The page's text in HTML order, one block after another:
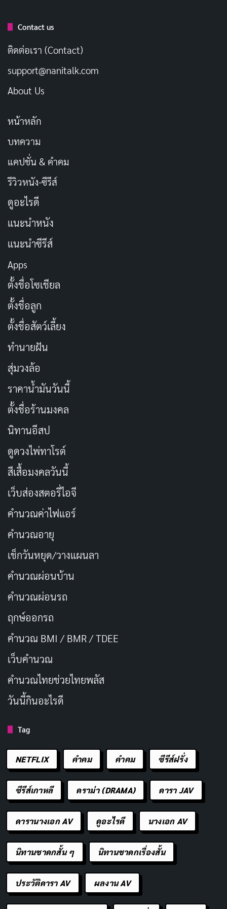
ในแง่ของงานภาพ “Magic Maker” ใช้การออกแบบตัว
ละครเด็กที่มีสไตล์คล้าย “ชิบิ” ซึ่งบางครั้งอาจทำให้สัดส่วน
ดูแปลกตา ชวนให้ตัวละครมีศีรษะใหญ่และแขนขาสั้นกว่า
ปกติ การเลือกดีไซน์รูปแบบนี้อาจเป็นดาบสองคมสำหรับผู้
ชม บางคนอาจมองว่าดูน่ารัก แต่อีกส่วนหนึ่งอาจรู้สึกว่า
“ขาดความสมดุล”
ไปที่การสื่ออารมณ์ผ่านบทสนทนามากกว่าฉากแอ็กชันใหญ่
โต เอาเข้าจริง “Magic Maker” ยังไม่ได้โชว์ฉาก
“เวทมนตร์” อย่างเต็มรูปแบบในตอนแรก ดังนั้นจึงมีคำถาม
ว่าหากอนิเมะเดินทางไปถึงช่วงที่ต้องแสดงภาพการใช้
ถึงแม้ว่าตอนแรกจะยังไม่เปิดเผยรายละเอียดเกี่ยวกับ
“เวทมนตร์” มากนัก แต่การที่ชิออนประกาศว่าตัวเองจะ
“สร้างเวทมนตร์” ขึ้นมาในโลกที่ไม่เคยมีสิ่งนี้มาก่อน เป็น
ประเด็นที่น่าสนใจอย่างยิ่ง หากทีมงานสามารถนำเสนอการ
ทดลองหรือการค้นคว้าของชิออนและมารีได้แบบลึกซึ้งและ
Isekaiได้
อย่างไรก็ตาม แกนหลักที่ไม่อาจมองข้ามคือ ความสัมพันธ์
ความเป็นพี่น้อง หรือจะก้าวข้ามเส้นต่อไป ซึ่งเป็นประเด็นที่
แฟนๆ หลายคนจับตาดู เนื่องจากอนิเมะญี่ปุ่นส่วนใหญ่ไม่
ค่อยหยิบมุมนี้มาเล่นอย่างจริงจัง
จากกระแสที่ปรากฏในตอนแรก บางคนชื่นชอบวิธีการเล่า
เรื่องที่แปลกใหม่ บอกว่า “มุมมองของมารีทำให้ทุกฉากมี
สีสัน” แต่ขณะเดียวกัน บางเสียงวิจารณ์ว่าการสอดแทรก
ความสัมพันธ์ต้องห้ามอาจทำให้รู้สึกไม่สบายใจ ความแตก
ต่างในมุมมองของผู้ชมเหล่านี้สะท้อนว่า “Magic Maker”
เป็นผลงานที่พูดถึงประเด็นร้อนพอสมควร
ไม่ว่าจะชอบหรือไม่ การตัดสินใจดูต่อก็น่าจะขึ้นอยู่กับ
ความสนใจส่วนตัวว่าเรารับกับพล็อตทำนองนี้ได้แค่ไหน
จนคุ้มค่ากับการรอคอยหรือไม่
“Magic Maker: How to Make Magic in Another World
(2025)” นับเป็นอนิเมะที่มีทั้งจุดแข็งและประเด็นท้าทาย
ในมุมหนึ่ง เราจะได้เห็น Isekai ที่สลับมุมมองการเล่าเรื่อง
ผ่านสายตาของพี่สาวผู้ไม่เคยรู้เลยว่าน้องชายกลับชาติมา
เกิด อีกมุมหนึ่ง เรื่องนี้ก็ผสมผสานความสัมพันธ์แบบพี่น้อง
เองที่กลายเป็นเอกลักษณ์และอาจดึงดูดแฟนอนิเมะที่อยาก
ลองอะไรใหม่ๆ
ถ้าคุณชอบการเล่าเรื่องแบบค่อยเป็นค่อยไปและอยากเห็น
Contact us
ติดต่อเรา (Contact)
support@nanitalk.com
About Us
หน้าหลัก
บทความ
แคปชั่น & คำคม
รีวิวหนัง-ซีรีส์
ดูอะไรดี
แนะนำหนัง
แนะนำซีรีส์
Apps
ตั้งชื่อโซเชียล
ตั้งชื่อลูก
ตั้งชื่อสัตว์เลี้ยง
ทำนายฝัน
สุ่มวงล้อ
ราคาน้ำมันวันนี้
ตั้งชื่อร้านมงคล
นิทานอีสป
ดูดวงไพ่ทาโรต์
สีเสื้อมงคลวันนี้
เว็บส่องสตอรี่ไอจี
คำนวณค่าไฟแอร์
คำนวณอายุ
เช็กวันหยุด/วางแผนลา
คำนวณผ่อนบ้าน
คำนวณผ่อนรถ
ฤกษ์ออกรถ
คำนวณ BMI / BMR / TDEE
เว็บคํานวณ
คํานวณไทยช่วยไทยพลัส
วันนี้กินอะไรดี
Tag
NETFLIX คำคม คําคม ซีรีส์ฝรั่ง
ซีรีส์เกาหลี ดราม่า (DRAMA) ดารา JAV
ดารานางเอก AV ดูอะไรดี นางเอก AV
นิทานชาดกสั้น ๆ นิทานชาดกเรื่องสั้น
ประวัติดารา AV ผลงาน AV